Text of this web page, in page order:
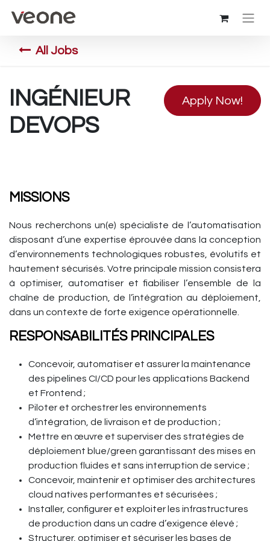
All Jobs
Apply Now!
INGÉNIEUR
DEVOPS
MISSIONS
Nous recherchons un(e) spécialiste de l’automatisation
disposant d’une expertise éprouvée dans la conception
d’environnements technologiques robustes, évolutifs et
hautement sécurisés. Votre principale mission consistera
à optimiser, automatiser et fiabiliser l’ensemble de la
chaîne de production, de l’intégration au déploiement,
dans un contexte de forte exigence opérationnelle.
RESPONSABILITÉS PRINCIPALES
Concevoir, automatiser et assurer la maintenance
des pipelines CI/CD pour les applications Backend
et Frontend ;
Piloter et orchestrer les environnements
d’intégration, de livraison et de production ;
Mettre en œuvre et superviser des stratégies de
déploiement blue/green garantissant des mises en
production fluides et sans interruption de service ;
Concevoir, maintenir et optimiser des architectures
cloud natives performantes et sécurisées ;
Installer, configurer et exploiter les infrastructures
de production dans un cadre d’exigence élevé ;
Structurer, optimiser et sécuriser les bases de